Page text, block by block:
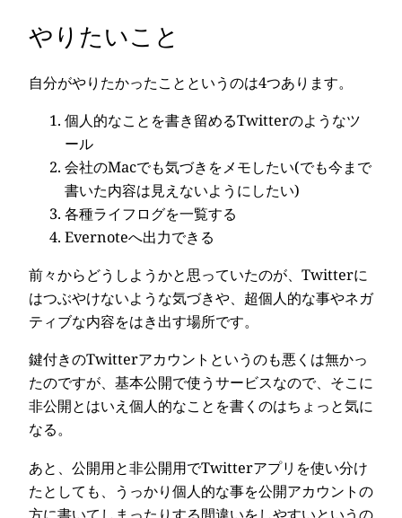
やりたいこと
自分がやりたかったことというのは4つあります。
個人的なことを書き留めるTwitterのようなツ
ール
会社のMacでも気づきをメモしたい(でも今まで
書いた内容は見えないようにしたい)
各種ライフログを一覧する
Evernoteへ出力できる
前々からどうしようかと思っていたのが、Twitterに
はつぶやけないような気づきや、超個人的な事やネガ
ティブな内容をはき出す場所です。
鍵付きのTwitterアカウントというのも悪くは無かっ
たのですが、基本公開で使うサービスなので、そこに
非公開とはいえ個人的なことを書くのはちょっと気に
なる。
あと、公開用と非公開用でTwitterアプリを使い分け
たとしても、うっかり個人的な事を公開アカウントの